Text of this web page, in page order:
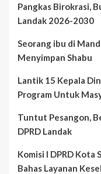
Pangkas Birokrasi,
Landak 2026-2030
Seorang ibu di
Menyimpan Shabu
Lantik 15 Kepala
Program Untuk
Tuntut Pesangon,
DPRD Landak
Komisi I DPRD Kota
Bahas Layanan